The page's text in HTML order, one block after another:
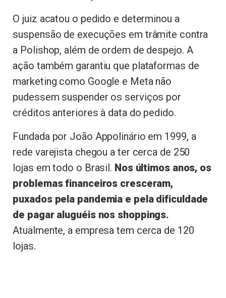
O juiz acatou o pedido e determinou a
suspensão de execuções em trâmite contra
a Polishop, além de ordem de despejo. A
ação também garantiu que plataformas de
marketing como Google e Meta não
pudessem suspender os serviços por
créditos anteriores à data do pedido.
Fundada por João Appolinário em 1999, a
rede varejista chegou a ter cerca de 250
lojas em todo o Brasil. Nos últimos anos, os
problemas financeiros cresceram,
puxados pela pandemia e pela dificuldade
de pagar aluguéis nos shoppings.
Atualmente, a empresa tem cerca de 120
lojas.